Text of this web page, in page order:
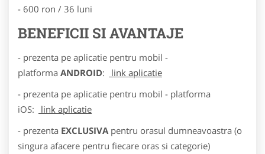
- 600 ron / 36 luni
BENEFICII SI AVANTAJE
- prezenta pe aplicatie pentru mobil -
platforma ANDROID:
link aplicatie
- prezenta pe aplicatie pentru mobil - platforma
iOS:
link aplicatie
- prezenta EXCLUSIVA pentru orasul dumneavoastra (o
singura afacere pentru fiecare oras si categorie)